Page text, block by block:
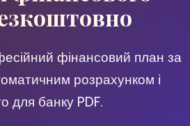
фінансовий план за
розрахунком і
для банку PDF.